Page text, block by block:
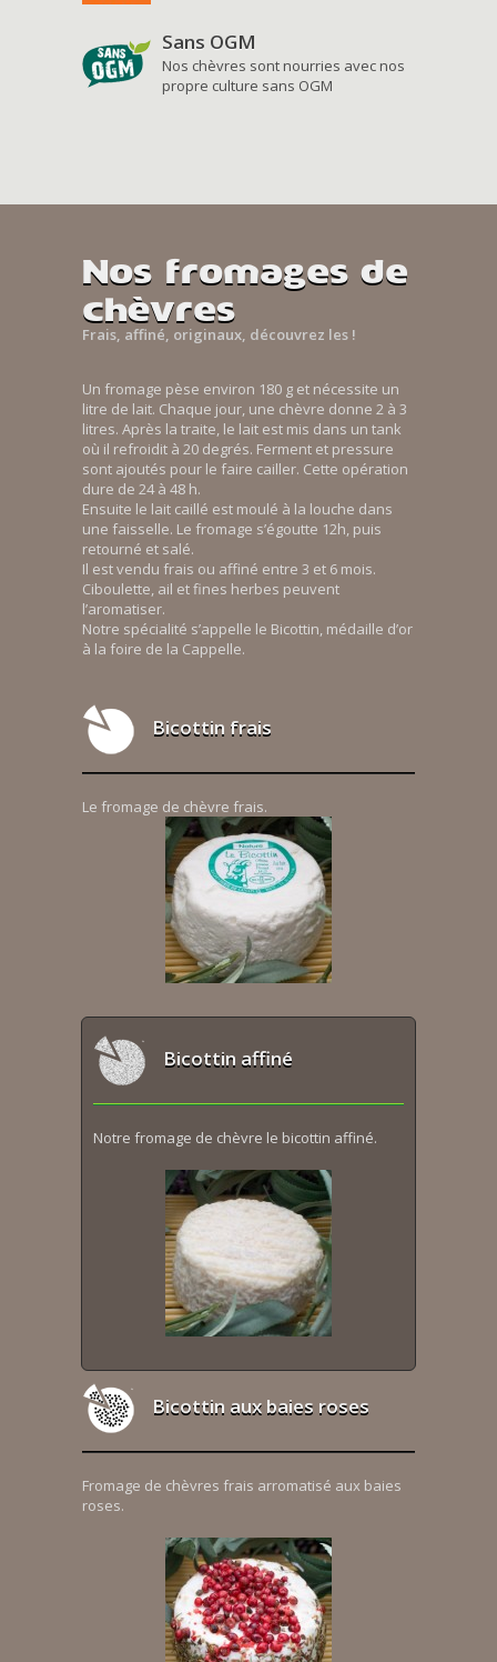
Sans OGM
Nos chèvres sont nourries avec nos
propre culture sans OGM
Nos fromages de
chèvres
Frais, affiné, originaux, découvrez les !
Un fromage pèse environ 180 g et nécessite un
litre de lait. Chaque jour, une chèvre donne 2 à 3
litres. Après la traite, le lait est mis dans un tank
où il refroidit à 20 degrés. Ferment et pressure
sont ajoutés pour le faire cailler. Cette opération
dure de 24 à 48 h.
Ensuite le lait caillé est moulé à la louche dans
une faisselle. Le fromage s’égoutte 12h, puis
retourné et salé.
Il est vendu frais ou affiné entre 3 et 6 mois.
Ciboulette, ail et fines herbes peuvent
l’aromatiser.
Notre spécialité s’appelle le Bicottin, médaille d’or
à la foire de la Cappelle.
Bicottin frais
Le fromage de chèvre frais.
Bicottin affiné
Notre fromage de chèvre le bicottin affiné.
Bicottin aux baies roses
Fromage de chèvres frais arromatisé aux baies
roses.